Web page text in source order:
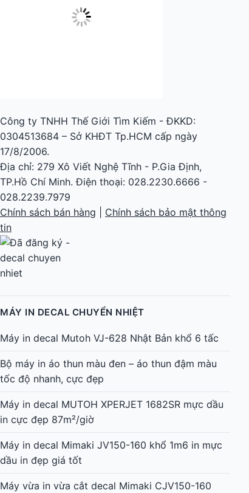
0304513684 – Sở KHĐT Tp.HCM cấp ngày
MÁY IN DECAL CHUYỂN NHIỆT
Máy in decal Mutoh VJ-628 Nhật Bản khổ 6 tấc
Bộ máy in áo thun màu đen – áo thun đậm màu
tốc độ nhanh, cực đẹp
Máy in decal MUTOH XPERJET 1682SR mực dầu
Máy in decal Mimaki JV150-160 khổ 1m6 in mực
dầu in đẹp giá tốt
Máy vừa in vừa cắt decal Mimaki CJV150-160
khổ 1m6
Máy in decal Mimaki CJV150-130 Nhật vừa in vừa
cắt nhanh đẹp
Máy in Mimaki CJV150-75 – Giải pháp in cắt bế
decal nhanh, đẹp